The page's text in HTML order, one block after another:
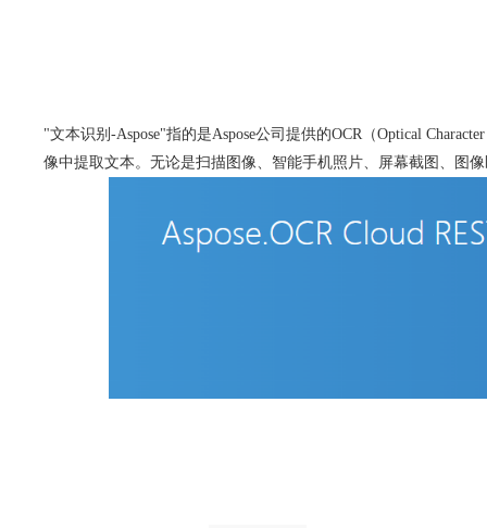
"文本识别-Aspose"指的是Aspose公司提供的OCR（Optical
像中提取文本。无论是扫描图像、智能手机照片、屏幕截图、图